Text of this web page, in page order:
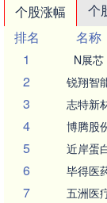
个股涨幅 个
排名
名称
1
N展芯
2 锐翔智
3 志特新
4 博腾股
5 近岸蛋
6 毕得医
7 五洲医